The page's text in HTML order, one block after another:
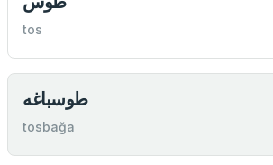
tos
طوسباغه
tosbağa